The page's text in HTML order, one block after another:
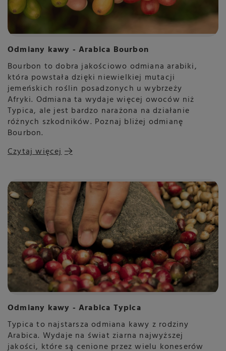
Odmiany kawy - Arabica Bourbon
Bourbon to dobra jakościowo odmiana arabiki,
która powstała dzięki niewielkiej mutacji
jemeńskich roślin posadzonych u wybrzeży
Afryki. Odmiana ta wydaje więcej owoców niż
Typica, ale jest bardzo narażona na działanie
różnych szkodników. Poznaj bliżej odmianę
Bourbon.
Czytaj więcej
Odmiany kawy - Arabica Typica
Typica to najstarsza odmiana kawy z rodziny
Arabica. Wydaje na świat ziarna najwyższej
jakości, które są cenione przez wielu koneserów